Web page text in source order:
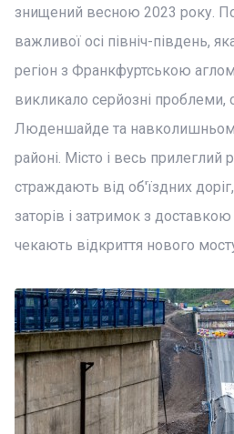
знищений весною 2023 року.
важливої осі північ-південь,
регіон з Франкфуртською
викликало серйозні проблеми,
Люденшайде та
районі. Місто і весь прилеглий
страждають від об'їздних
заторів і затримок з доставкою
чекають відкриття нового